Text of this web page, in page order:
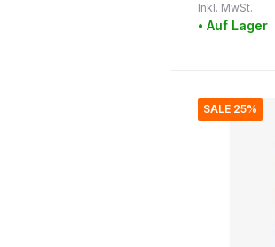
Inkl. MwSt.
• Auf Lager
SALE 25%